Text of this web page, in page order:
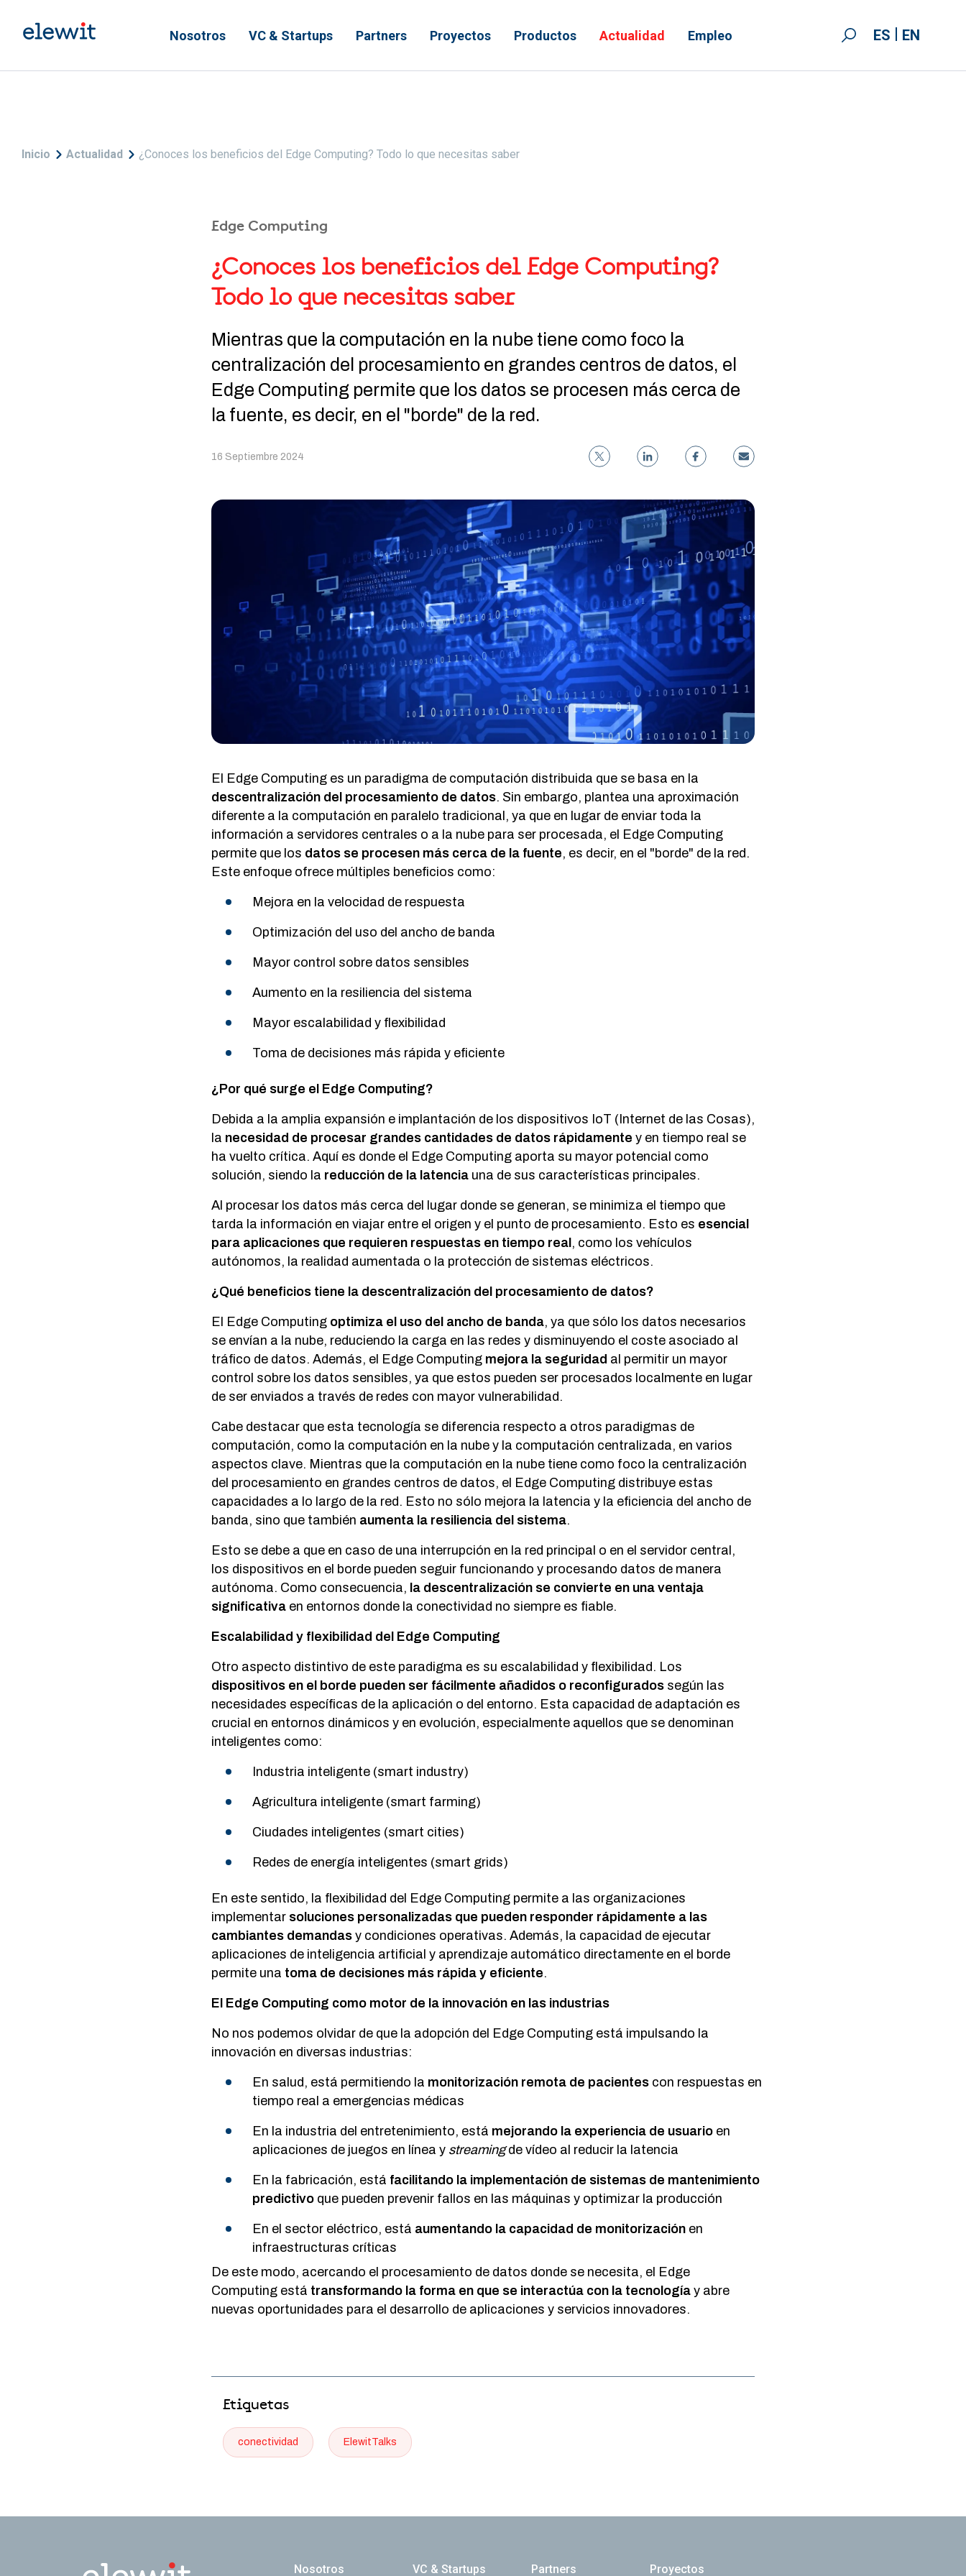
Nosotros
VC & Startups Partners Proyectos Productos Actualidad Empleo ES EN
Sobrescribir enlaces de ayuda a la navegación
Inicio Actualidad ¿Conoces los beneficios del Edge Computing? Todo lo que necesitas saber
Edge Computing
¿Conoces los beneficios del Edge Computing?
Todo lo que necesitas saber
Mientras que la computación en la nube tiene como foco la
centralización del procesamiento en grandes centros de datos, el
Edge Computing permite que los datos se procesen más cerca de
la fuente, es decir, en el "borde" de la red.
16 Septiembre 2024
El Edge Computing es un paradigma de computación distribuida que se basa en la
descentralización del procesamiento de datos. Sin embargo, plantea una aproximación
diferente a la computación en paralelo tradicional, ya que en lugar de enviar toda la
información a servidores centrales o a la nube para ser procesada, el Edge Computing
permite que los datos se procesen más cerca de la fuente, es decir, en el "borde" de la red.
Este enfoque ofrece múltiples beneficios como:
Mejora en la velocidad de respuesta
Optimización del uso del ancho de banda
Mayor control sobre datos sensibles
Aumento en la resiliencia del sistema
Mayor escalabilidad y flexibilidad
Toma de decisiones más rápida y eficiente
¿Por qué surge el Edge Computing?
Debida a la amplia expansión e implantación de los dispositivos IoT (Internet de las Cosas),
la necesidad de procesar grandes cantidades de datos rápidamente y en tiempo real se
ha vuelto crítica. Aquí es donde el Edge Computing aporta su mayor potencial como
solución, siendo la reducción de la latencia una de sus características principales.
Al procesar los datos más cerca del lugar donde se generan, se minimiza el tiempo que
tarda la información en viajar entre el origen y el punto de procesamiento. Esto es esencial
para aplicaciones que requieren respuestas en tiempo real , como los vehículos
autónomos, la realidad aumentada o la protección de sistemas eléctricos.
¿Qué beneficios tiene la descentralización del procesamiento de datos?
El Edge Computing optimiza el uso del ancho de banda, ya que sólo los datos necesarios
se envían a la nube, reduciendo la carga en las redes y disminuyendo el coste asociado al
tráfico de datos. Además, el Edge Computing mejora la seguridad al permitir un mayor
control sobre los datos sensibles, ya que estos pueden ser procesados localmente en lugar
de ser enviados a través de redes con mayor vulnerabilidad.
Cabe destacar que esta tecnología se diferencia respecto a otros paradigmas de
computación, como la computación en la nube y la computación centralizada, en varios
aspectos clave. Mientras que la computación en la nube tiene como foco la centralización
del procesamiento en grandes centros de datos, el Edge Computing distribuye estas
capacidades a lo largo de la red. Esto no sólo mejora la latencia y la eficiencia del ancho de
banda, sino que también aumenta la resiliencia del sistema.
Esto se debe a que en caso de una interrupción en la red principal o en el servidor central,
los dispositivos en el borde pueden seguir funcionando y procesando datos de manera
autónoma. Como consecuencia, la descentralización se convierte en una ventaja
significativa en entornos donde la conectividad no siempre es fiable.
Escalabilidad y flexibilidad del Edge Computing
Otro aspecto distintivo de este paradigma es su escalabilidad y flexibilidad. Los
dispositivos en el borde pueden ser fácilmente añadidos o reconfigurados según las
necesidades específicas de la aplicación o del entorno. Esta capacidad de adaptación es
crucial en entornos dinámicos y en evolución, especialmente aquellos que se denominan
inteligentes como:
Industria inteligente (smart industry)
Agricultura inteligente (smart farming)
Ciudades inteligentes (smart cities)
Redes de energía inteligentes (smart grids)
En este sentido, la flexibilidad del Edge Computing permite a las organizaciones
implementar soluciones personalizadas que pueden responder rápidamente a las
cambiantes demandas y condiciones operativas. Además, la capacidad de ejecutar
aplicaciones de inteligencia artificial y aprendizaje automático directamente en el borde
permite una toma de decisiones más rápida y eficiente.
El Edge Computing como motor de la innovación en las industrias
No nos podemos olvidar de que la adopción del Edge Computing está impulsando la
innovación en diversas industrias:
En salud, está permitiendo la monitorización remota de pacientescon respuestas en
tiempo real a emergencias médicas
En la industria del entretenimiento, está mejorando la experiencia de usuarioen
aplicaciones de juegos en línea y streamingde vídeo al reducir la latencia
En la fabricación, está facilitando la implementación de sistemas de mantenimiento
predictivoque pueden prevenir fallos en las máquinas y optimizar la producción
En el sector eléctrico, está aumentando la capacidad de monitorizaciónen
infraestructuras críticas
De este modo, acercando el procesamiento de datos donde se necesita, el Edge
Computing está transformando la forma en que se interactúa con la tecnología y abre
nuevas oportunidades para el desarrollo de aplicaciones y servicios innovadores.
Etiquetas
conectividad ElewitTalks
Navegación principal
Nosotros VC & Startups Partners Proyectos